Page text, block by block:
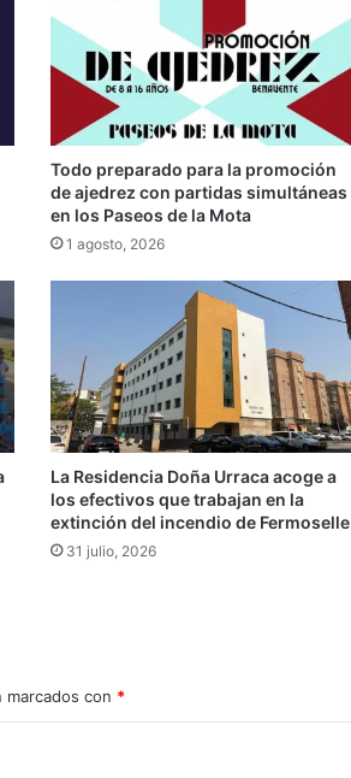
Todo preparado para la promoción
de ajedrez con partidas simultáneas
en los Paseos de la Mota
1 agosto, 2026
La Residencia Doña Urraca acoge a
los efectivos que trabajan en la
extinción del incendio de Fermoselle
31 julio, 2026
marcados con *